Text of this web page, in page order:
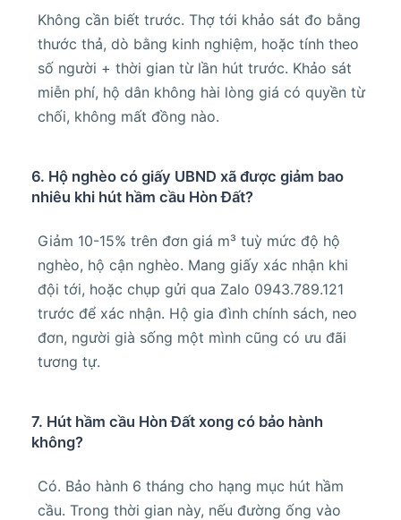
Không cần biết trước. Thợ tới khảo sát đo bằng
thước thả, dò bằng kinh nghiệm, hoặc tính theo
số người + thời gian từ lần hút trước. Khảo sát
miễn phí, hộ dân không hài lòng giá có quyền từ
chối, không mất đồng nào.
6. Hộ nghèo có giấy UBND xã được giảm bao
nhiêu khi hút hầm cầu Hòn Đất?
Giảm 10-15% trên đơn giá m³ tuỳ mức độ hộ
nghèo, hộ cận nghèo. Mang giấy xác nhận khi
đội tới, hoặc chụp gửi qua Zalo 0943.789.121
trước để xác nhận. Hộ gia đình chính sách, neo
đơn, người già sống một mình cũng có ưu đãi
tương tự.
7. Hút hầm cầu Hòn Đất xong có bảo hành
không?
Có. Bảo hành 6 tháng cho hạng mục hút hầm
cầu. Trong thời gian này, nếu đường ống vào